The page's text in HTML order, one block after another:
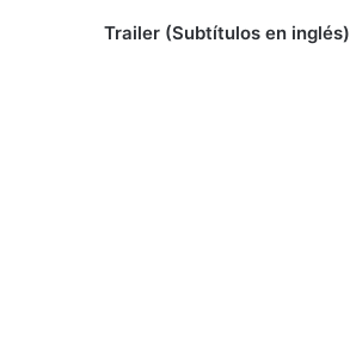
Trailer (Subtítulos en inglés)